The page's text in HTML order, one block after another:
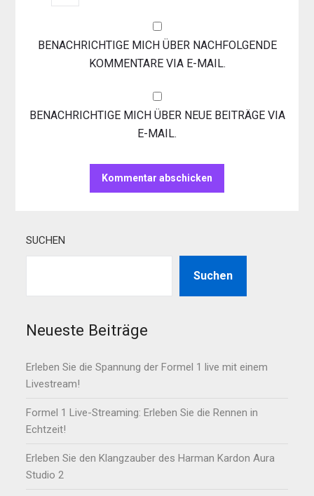
BENACHRICHTIGE MICH ÜBER NACHFOLGENDE
KOMMENTARE VIA E-MAIL.
BENACHRICHTIGE MICH ÜBER NEUE BEITRÄGE VIA
E-MAIL.
SUCHEN
Suchen
Neueste Beiträge
Erleben Sie die Spannung der Formel 1 live mit einem
Livestream!
Formel 1 Live-Streaming: Erleben Sie die Rennen in
Echtzeit!
Erleben Sie den Klangzauber des Harman Kardon Aura
Studio 2